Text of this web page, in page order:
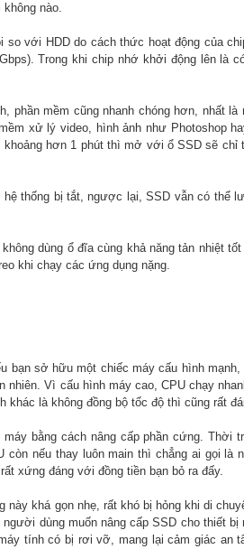
nào.
với HDD do cách thức hoạt động của
Trong khi chip nhớ khởi động lên là
phần mềm cũng nhanh chóng hơn, nhất là
xử lý video, hình ảnh như Photoshop
hơn 1 phút thì mở với ổ SSD sẽ chỉ
thống bị tắt, ngược lại, SSD vẫn có thể
dùng ổ đĩa cùng khả năng tản nhiệt
khi chạy các ứng dụng nặng.
bạn sở hữu một chiếc máy cấu hình
Vì cấu hình máy cao, CPU chạy
khác là không đồng bộ tốc độ thì cũng rất
bằng cách nâng cấp phần cứng. Thời
nếu thay luôn main thì chẳng ai gọi là
xứng đáng với đồng tiền bạn bỏ ra đấy.
khá gọn nhẹ, rất khó bị hỏng khi di
dùng muốn nâng cấp SSD cho thiết bị
tính có bị rơi vỡ, mang lại cảm giác an